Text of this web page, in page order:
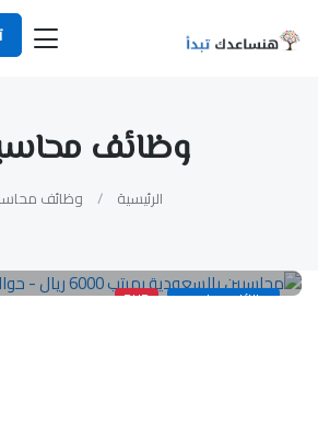
وظائف
الرئيسية وظائف
وظائف محاسبين PHP